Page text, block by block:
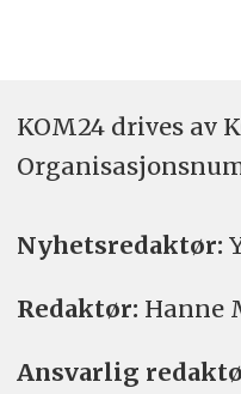
KOM24 drives av
Nyhetsredaktør:
Redaktør: Hanne
Ansvarlig